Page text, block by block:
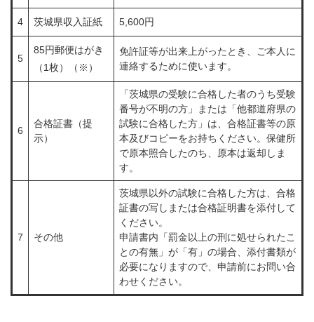
4 茨城県収入証紙 5,600円
5
85円郵便はがき
（1枚）（※）
免許証等が出来上がったとき、ご本人に
連絡するために使います。
6
合格証書（提
示）
「茨城県の受験に合格した者のうち受験
番号が不明の方」または「他都道府県の
試験に合格した方」は、合格証書等の原
本及びコピーをお持ちください。保健所
で原本照合したのち、原本は返却しま
す。
7 その他
茨城県以外の試験に合格した方は、合格
証書の写しまたは合格証明書を添付して
ください。
申請書内「罰金以上の刑に処せられたこ
との有無」が「有」の場合、添付書類が
必要になりますので、申請前にお問い合
わせください。